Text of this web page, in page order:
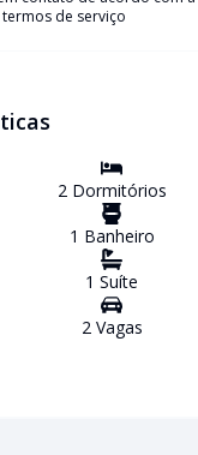
de serviço
2Dormitórios
1 Banheiro
1 Suíte
2Vagas